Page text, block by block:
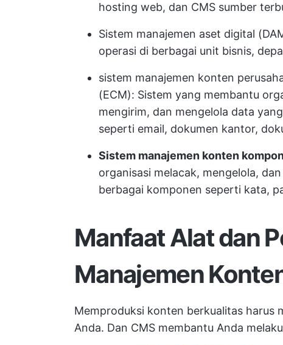
hosting web, dan CMS sumber
Sistem manajemen aset digital
operasi di berbagai unit bisnis,
sistem manajemen konten
(ECM): Sistem yang membantu
mengirim, dan mengelola data
seperti email, dokumen kantor,
Sistem manajemen konten
organisasi melacak, mengelola,
berbagai komponen seperti kata,
Manfaat Alat dan
Manajemen
Memproduksi konten berkualitas harus
Anda. Dan CMS membantu Anda